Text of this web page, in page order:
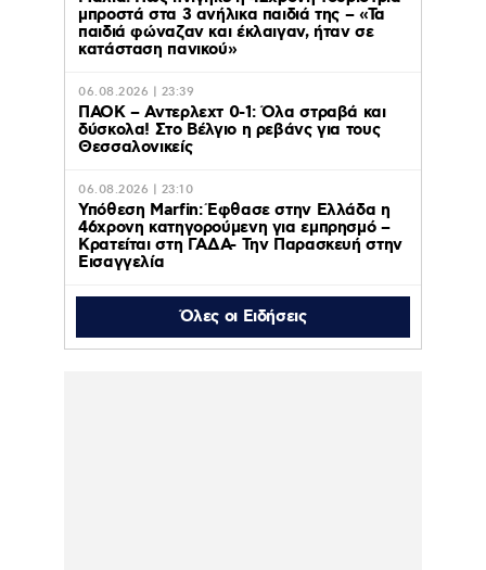
μπροστά στα 3 ανήλικα παιδιά της – «Τα
παιδιά φώναζαν και έκλαιγαν, ήταν σε
κατάσταση πανικού»
06.08.2026 | 23:39
ΠΑΟΚ – Αντερλεχτ 0-1: Όλα στραβά και
δύσκολα! Στο Βέλγιο η ρεβάνς για τους
Θεσσαλονικείς
06.08.2026 | 23:10
Υπόθεση Marfin: Έφθασε στην Ελλάδα η
46χρονη κατηγορούμενη για εμπρησμό –
Κρατείται στη ΓΑΔΑ- Την Παρασκευή στην
Εισαγγελία
Όλες οι Ειδήσεις